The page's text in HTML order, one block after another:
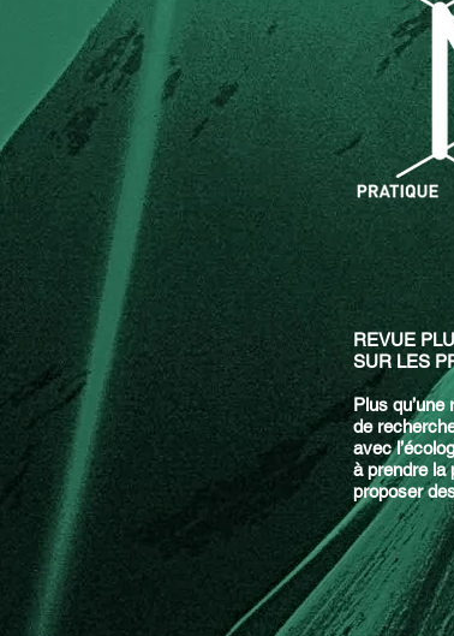
REVUE
SUR LES
Plus
de
avec
àprendre la
proposer